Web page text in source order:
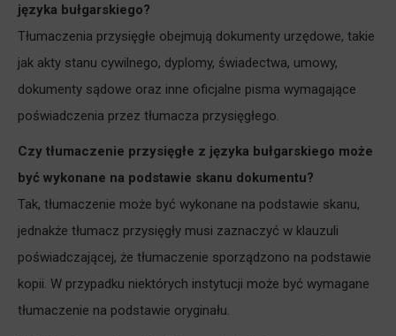
języka bułgarskiego?
Tłumaczenia przysięgłe obejmują dokumenty urzędowe, takie
jak akty stanu cywilnego, dyplomy, świadectwa, umowy,
dokumenty sądowe oraz inne oficjalne pisma wymagające
poświadczenia przez tłumacza przysięgłego.
Czy tłumaczenie przysięgłe z języka bułgarskiego może
być wykonane na podstawie skanu dokumentu?
Tak, tłumaczenie może być wykonane na podstawie skanu,
jednakże tłumacz przysięgły musi zaznaczyć w klauzuli
poświadczającej, że tłumaczenie sporządzono na podstawie
kopii. W przypadku niektórych instytucji może być wymagane
tłumaczenie na podstawie oryginału.